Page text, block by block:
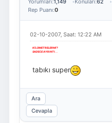
Yorumları:1,149 Konuları:62
Rep Puanı:0
02-10-2007, Saat: 12:22 AM
KİLOMETRELERMİ?
SADECE AYRINTI...
tabıkı super
Ara
Cevapla